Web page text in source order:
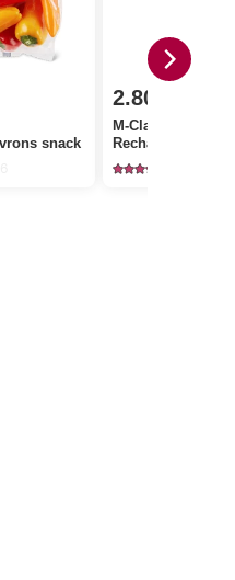
snack
2.80
M-Classic Poivre
Recharge